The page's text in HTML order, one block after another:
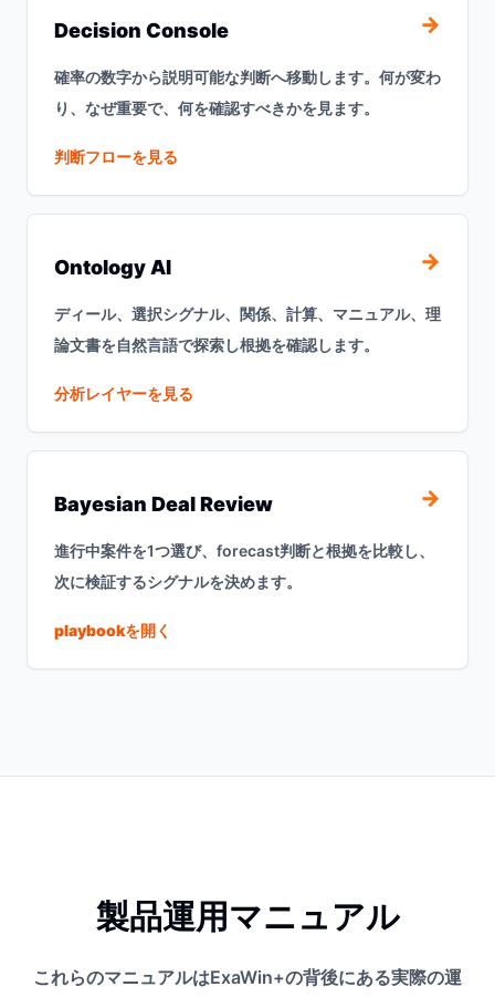
Decision Console →
確率の数字から説明可能な判断へ移動します。何が変わ
り、なぜ重要で、何を確認すべきかを見ます。
判断フローを見る
Ontology AI →
ディール、選択シグナル、関係、計算、マニュアル、理
論文書を自然言語で探索し根拠を確認します。
分析レイヤーを見る
Bayesian Deal Review →
進行中案件を1つ選び、forecast判断と根拠を比較し、
次に検証するシグナルを決めます。
playbookを開く
製品運用マニュアル
これらのマニュアルはExaWin+の背後にある実際の運